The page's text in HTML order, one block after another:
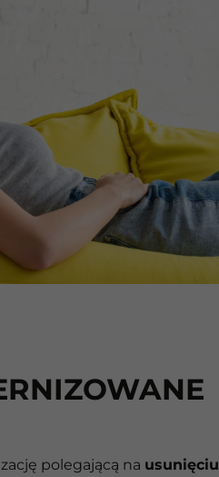
polegającą na usunięciu